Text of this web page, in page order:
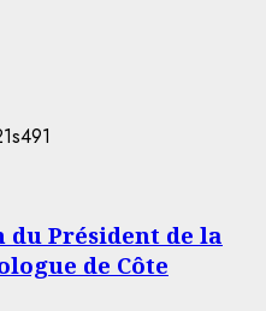
du Président de la
de Côte